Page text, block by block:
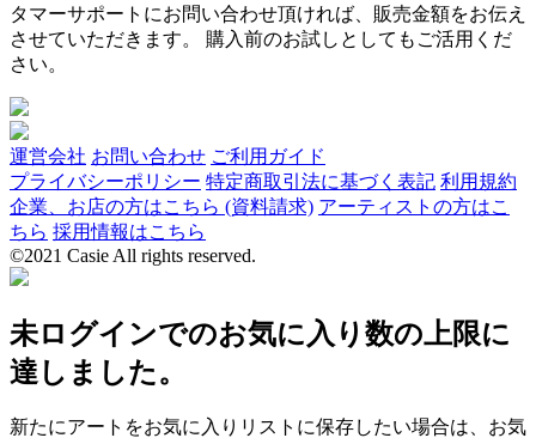
タマーサポートにお問い合わせ頂ければ、販売金額をお伝え
させていただきます。 購入前のお試しとしてもご活用くだ
さい。
運営会社 お問い合わせ ご利用ガイド
プライバシーポリシー 特定商取引法に基づく表記 利用規約
企業、お店の方はこちら (資料請求) アーティストの方はこ
ちら 採用情報はこちら
©2021 Casie All rights reserved.
未ログインでのお気に入り数の上限に
達しました。
新たにアートをお気に入りリストに保存したい場合は、お気